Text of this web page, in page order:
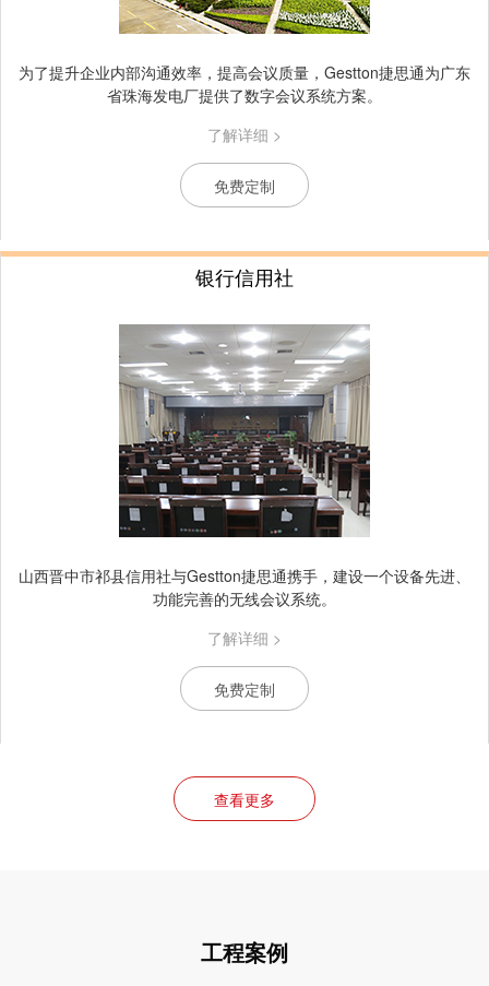
为了提升企业内部沟通效率，提高会议质量，Gestton捷思通为广东
省珠海发电厂提供了数字会议系统方案。
了解详细 >
免费定制
银行信用社
山西晋中市祁县信用社与Gestton捷思通携手，建设一个设备先进、
功能完善的无线会议系统。
了解详细 >
免费定制
查看更多
工程案例